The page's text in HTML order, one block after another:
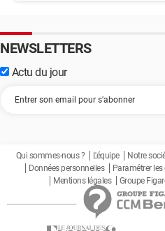
NEWSLETTERS
Actu du jour
Qui sommes-nous ? L'équipe Notre
Données personnelles
Paramétrer
Mentions légales
Groupe